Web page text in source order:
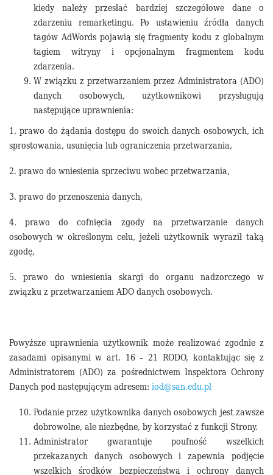
kiedy należy przesłać bardziej szczegółowe dane o
zdarzeniu remarketingu. Po ustawieniu źródła danych
tagów AdWords pojawią się fragmenty kodu z globalnym
tagiem witryny i opcjonalnym fragmentem kodu
zdarzenia.
W związku z przetwarzaniem przez Administratora (ADO)
danych osobowych, użytkownikowi przysługują
następujące uprawnienia:
1. prawo do żądania dostępu do swoich danych osobowych, ich
sprostowania, usunięcia lub ograniczenia przetwarzania,
2. prawo do wniesienia sprzeciwu wobec przetwarzania,
3. prawo do przenoszenia danych,
4. prawo do cofnięcia zgody na przetwarzanie danych
osobowych w określonym celu, jeżeli użytkownik wyraził taką
zgodę,
5. prawo do wniesienia skargi do organu nadzorczego w
związku z przetwarzaniem ADO danych osobowych.
Powyższe uprawnienia użytkownik może realizować zgodnie z
zasadami opisanymi w art. 16 – 21 RODO, kontaktując się z
Administratorem (ADO) za pośrednictwem Inspektora Ochrony
Danych pod następującym adresem: iod@san.edu.pl
Podanie przez użytkownika danych osobowych jest zawsze
dobrowolne, ale niezbędne, by korzystać z funkcji Strony.
Administrator gwarantuje poufność wszelkich
przekazanych danych osobowych i zapewnia podjęcie
wszelkich środków bezpieczeństwa i ochrony danych